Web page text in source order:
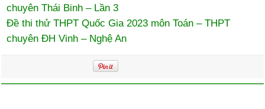
chuyên Thái Binh – Lần 3
Đề thi thử THPT Quốc Gia 2023 môn Toán – THPT
chuyên ĐH Vinh – Nghệ An